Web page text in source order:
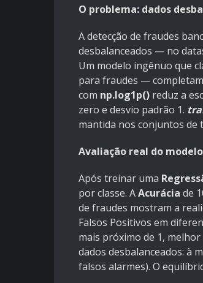
O problema: dados
A detecção de fraudes
desbalanceados — no
Um modelo ingênuo que
para fraudes —
com np.log1p() reduz a
zero e desvio padrão 1.
mantida nos conjuntos de
Avaliação real do
Após treinar uma
por classe. AAcurácia de
de fraudes mostram a
Falsos Positivos em
mais próximo de 1,
dados desbalanceados: à
falsos alarmes). O